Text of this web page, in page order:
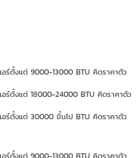
ร์ตั้งแต่ 9000-13000 BTU คิดราคาตัว
ร์ตั้งแต่ 18000-24000 BTU คิดราคาตัว
ร์ตั้งแต่ 30000 ขึ้นไป BTU คิดราคาตัว